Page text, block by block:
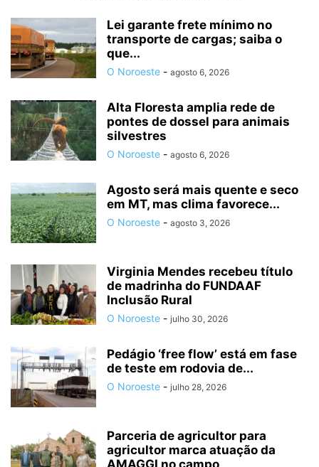
Lei garante frete mínimo no
transporte de cargas; saiba o
que...
O Noroeste - agosto 6, 2026
Alta Floresta amplia rede de
pontes de dossel para animais
silvestres
O Noroeste - agosto 6, 2026
Agosto será mais quente e seco
em MT, mas clima favorece...
O Noroeste - agosto 3, 2026
Virginia Mendes recebeu título
de madrinha do FUNDAAF
Inclusão Rural
O Noroeste - julho 30, 2026
Pedágio ‘free flow’ está em fase
de teste em rodovia de...
O Noroeste - julho 28, 2026
Parceria de agricultor para
agricultor marca atuação da
AMAGGI no campo